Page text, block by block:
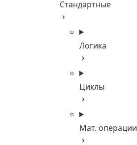
Стандартные
Логика
Циклы
Мат. операции